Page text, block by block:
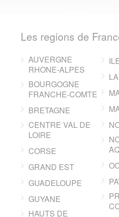
Les regions de
AUVERGNE
RHONE-ALPES
BOURGOGNE
FRANCHE-COMTE
BRETAGNE
CENTRE VAL DE
LOIRE
CORSE
GRAND EST
GUADELOUPE
GUYANE
HAUTS DE